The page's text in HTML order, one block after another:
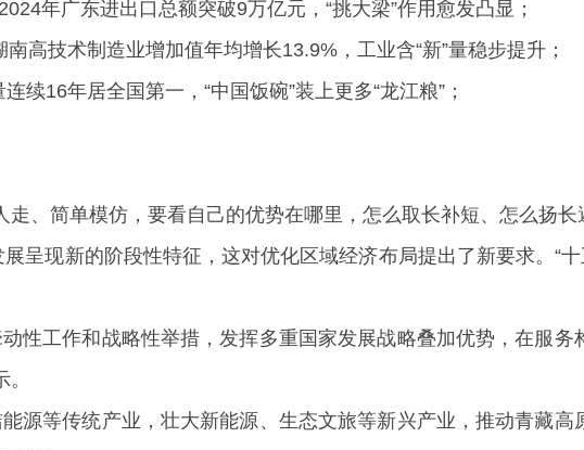
年广东进出口总额突破9万亿元，“挑大梁”作用愈发凸显；
高技术制造业增加值年均增长13.9%，工业含“新”量稳步提升；
续16年居全国第一，“中国饭碗”装上更多“龙江粮”；
、简单模仿，要看自己的优势在哪里，怎么取长补短、怎么扬长
呈现新的阶段性特征，这对优化区域经济布局提出了新要求。“十
动性工作和战略性举措，发挥多重国家发展战略叠加优势，在服
能源等传统产业，壮大新能源、生态文旅等新兴产业，推动青藏